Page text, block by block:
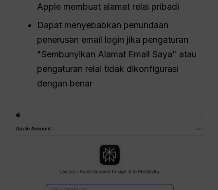
Apple membuat alamat relai pribadi
Dapat menyebabkan penundaan
penerusan email login jika pengaturan
"Sembunyikan Alamat Email Saya" atau
pengaturan relai tidak dikonfigurasi
dengan benar